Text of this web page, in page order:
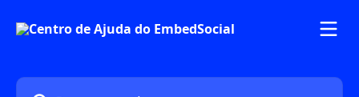
Procurar artigos...